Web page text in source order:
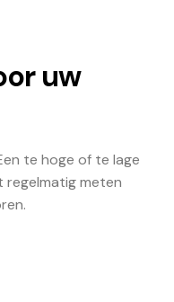
uw
te hoge of te lage
regelmatig meten